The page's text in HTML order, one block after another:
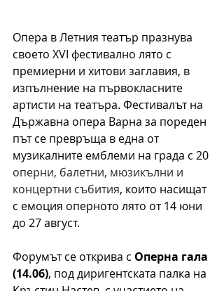
Опера в Летния театър празнува
своето XVI фестивално лято с
премиерни и хитови заглавия, в
изпълнение на първокласните
артисти на театъра. Фестивалът на
Държавна опера Варна за пореден
път се превръща в една от
музикалните емблеми на града с 20
оперни, балетни, мюзикълни и
концертни събития, които насищат
с емоция оперното лято от 14 юни
до 27 август.
Форумът се открива с Оперна гала
(14.06), под диригентската палка на